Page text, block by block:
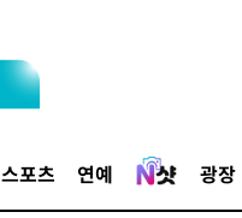
스포츠 연예 광장